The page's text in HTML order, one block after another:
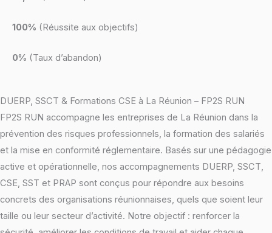
100% (Réussite aux objectifs)
0% (Taux d’abandon)
DUERP, SSCT & Formations CSE à La Réunion – FP2S RUN
FP2S RUN accompagne les entreprises de La Réunion dans la
prévention des risques professionnels, la formation des salariés
et la mise en conformité réglementaire. Basés sur une pédagogie
active et opérationnelle, nos accompagnements DUERP, SSCT,
CSE, SST et PRAP sont conçus pour répondre aux besoins
concrets des organisations réunionnaises, quels que soient leur
taille ou leur secteur d’activité. Notre objectif : renforcer la